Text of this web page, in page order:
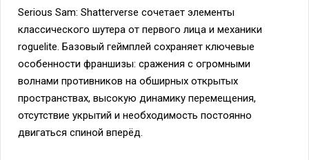
Serious Sam: Shatterverse сочетает элементы
классического шутера от первого лица и механики
roguelite. Базовый геймплей сохраняет ключевые
особенности франшизы: сражения с огромными
волнами противников на обширных открытых
пространствах, высокую динамику перемещения,
отсутствие укрытий и необходимость постоянно
двигаться спиной вперёд.